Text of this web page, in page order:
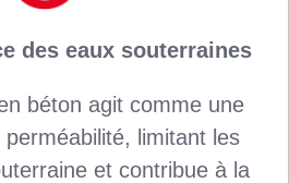
des eaux souterraines
béton agit comme une
perméabilité, limitant les
et contribue à la